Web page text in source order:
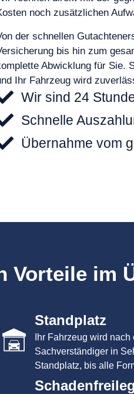
noch zusätzlichen
der schnellen
bis hin zum
Abwicklung für Sie.
Ihr Fahrzeug wird
Wir sind 24
Schnelle
Übernahme vom
Vorteile im
Standplatz
Ihr Fahrzeug wird
Sachverständiger in
Standplatz, bis alle